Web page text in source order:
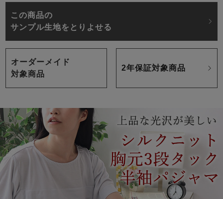
この商品の
サンプル生地をとりよせる
オーダーメイド
対象商品
2年保証対象商品